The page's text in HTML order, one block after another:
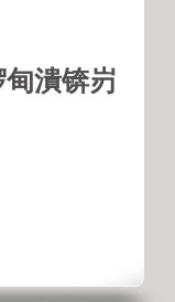
潰锛岃